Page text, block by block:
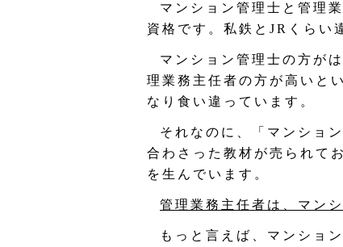
マンション管理士と管理
資格です。私鉄とJRくらい
マンション管理士の方が
理業務主任者の方が高いと
なり食い違っています。
それなのに、「マンショ
合わさった教材が売られて
を生んでいます。
管理業務主任者は、マン
もっと言えば、マンショ